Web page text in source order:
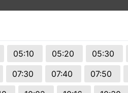
Ltda. Todos os direitos
05:10 05:20 05:30
07:30 07:40 07:50